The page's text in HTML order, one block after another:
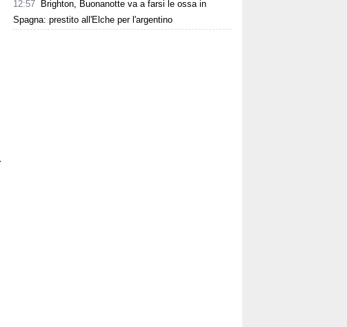
12:57
Brighton, Buonanotte va a farsi le ossa in
Spagna: prestito all'Elche per l'argentino